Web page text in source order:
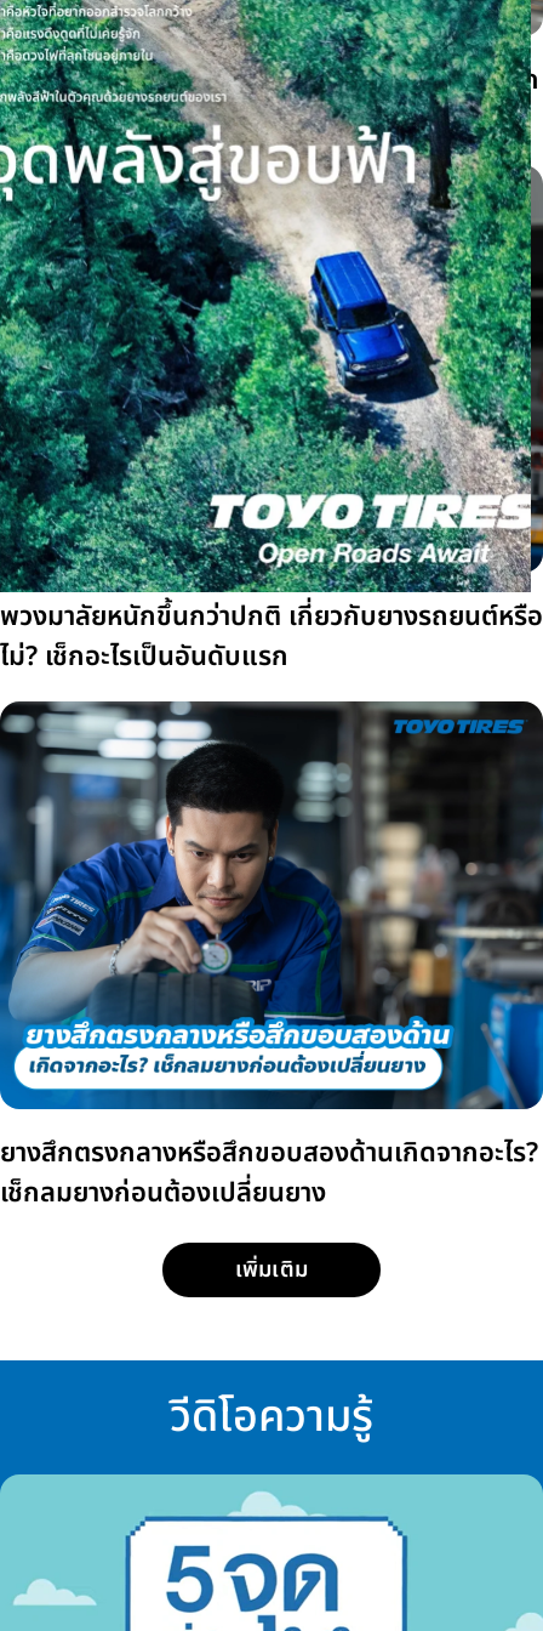
ยางรถยนต์มีเสียงหอนเกิดจากอะไร? แยกเสียงจาก
ยาง ล้อ และลูกปืนให้เป็น
พวงมาลัยหนักขึ้นกว่าปกติ เกี่ยวกับยางรถยนต์หรือ
ไม่? เช็กอะไรเป็นอันดับแรก
ยางสึกตรงกลางหรือสึกขอบสองด้านเกิดจากอะไร?
เช็กลมยางก่อนต้องเปลี่ยนยาง
เพิ่มเติม
วีดิโอความรู้